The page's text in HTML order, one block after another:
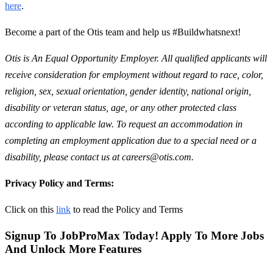
here.
Become a part of the Otis team and help us #Buildwhatsnext!
Otis is An Equal Opportunity Employer. All qualified applicants will
receive consideration for employment without regard to race, color,
religion, sex, sexual orientation, gender identity, national origin,
disability or veteran status, age, or any other protected class
according to applicable law. To request an accommodation in
completing an employment application due to a special need or a
disability, please contact us at careers@otis.com.
Privacy Policy and Terms:
Click on this link to read the Policy and Terms
Signup To JobProMax Today! Apply To More Jobs
And Unlock More Features